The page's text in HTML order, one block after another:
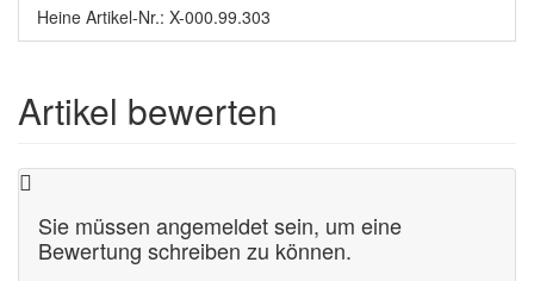
Heine Artikel-Nr.: X-000.99.303
Artikel bewerten
Sie müssen angemeldet sein, um eine
Bewertung schreiben zu können.